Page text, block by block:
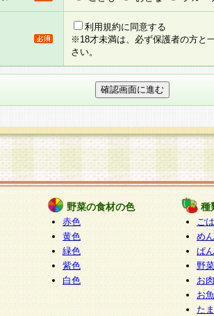
会員の事前の承諾を得ることなく、当
にて、本規約を任意に制定、変更ま
します。改定後の本規約等は、本規約
ときに、その 他の諸規定については
を生じるものとします。
、会員登録希望者による会員登録手続
る会員登録の承認が完了した時点で会
なされ、会員に対して適用されるもの
聞きする個人情報は、すべて会員登録
だいたものと考えております。従っ
情報の提供を希望されない場合には、
いたしません が、提供されないこと
ビス等をご利用いただけない場合があ
い。
利用規約に同意する
※18才未満は、必ず保護者の方と
さい。
野菜の食材の色
赤色
黄色
緑色
紫色
白色
種
ご
めん
ぱん
野
お
お
た